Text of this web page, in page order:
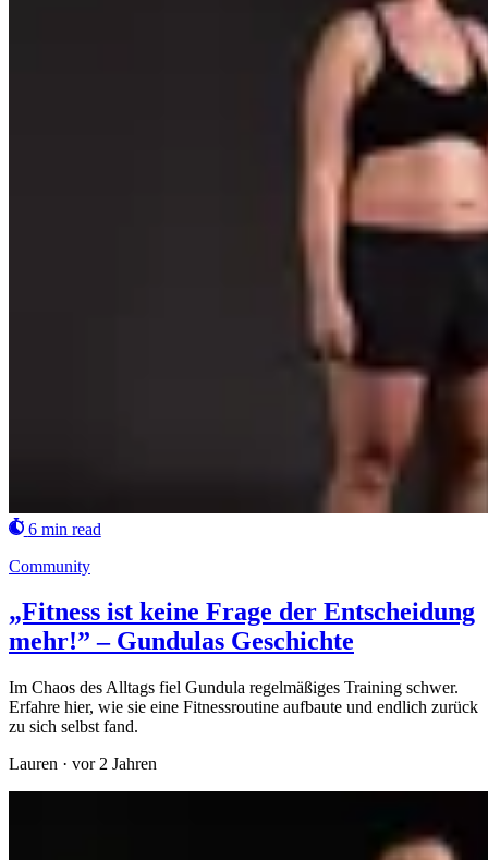
6 min read
Community
„Fitness ist keine Frage der Entscheidung
mehr!” – Gundulas Geschichte
Im Chaos des Alltags fiel Gundula regelmäßiges Training schwer.
Erfahre hier, wie sie eine Fitnessroutine aufbaute und endlich zurück
zu sich selbst fand.
Lauren · vor 2 Jahren